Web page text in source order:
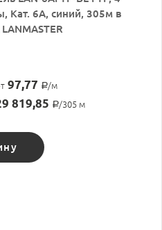
Кат. 6А, cиний, 305м в
LANMASTER
97,77 Р/м
819,85 Р/305 м